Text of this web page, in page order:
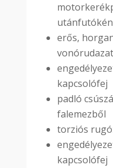
erős,
kapcsolófej
padló
falemezből
torziós
kapcsolófej